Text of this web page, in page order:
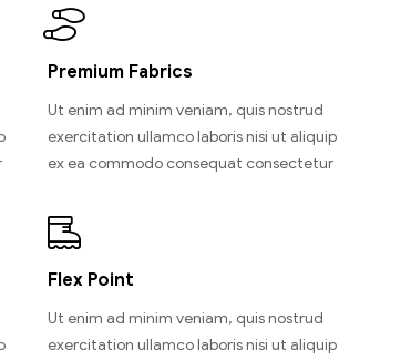
Premium Fabrics
Ut enim ad minim veniam, quis nostrud
exercitation ullamco laboris nisi ut aliquip
ex ea commodo consequat consectetur
Flex Point
Ut enim ad minim veniam, quis nostrud
exercitation ullamco laboris nisi ut aliquip